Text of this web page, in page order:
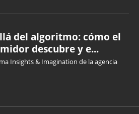
del algoritmo: cómo el
descubre y e...
Insights & Imagination de la agencia